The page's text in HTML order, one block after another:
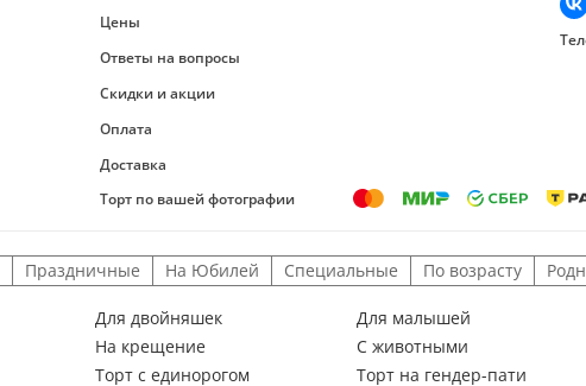
Цены
Ответы на вопросы
Скидки и акции
Оплата
Доставка
Торт по вашей фотографии
Праздничные На Юбилей Специальные По возрасту
Для двойняшек
Для малышей
На крещение
С животными
Торт с единорогом Торт на гендер-пати